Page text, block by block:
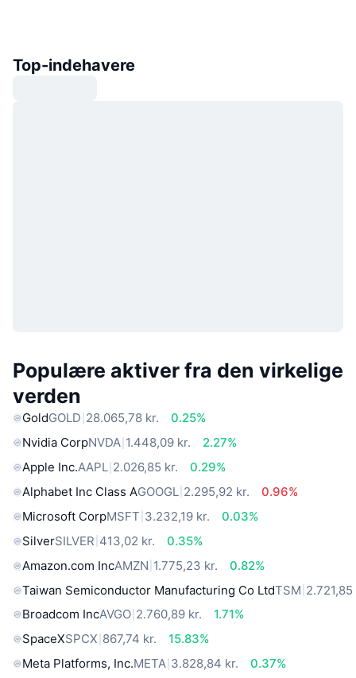
Top-indehavere
Populære aktiver fra den virkelige
verden
GoldGOLD 28.065,78 kr.
0.25%
Nvidia CorpNVDA 1.448,09 kr.
2.27%
Apple Inc.AAPL 2.026,85 kr.
0.29%
Alphabet Inc Class AGOOGL 2.295,92 kr.
0.96%
Microsoft CorpMSFT 3.232,19 kr.
0.03%
SilverSILVER 413,02 kr.
0.35%
Amazon.com IncAMZN 1.775,23 kr.
0.82%
Taiwan Semiconductor Manufacturing Co LtdTSM 2.721,85
Broadcom IncAVGO 2.760,89 kr.
1.71%
SpaceXSPCX 867,74 kr.
15.83%
Meta Platforms, Inc.META 3.828,84 kr.
0.37%